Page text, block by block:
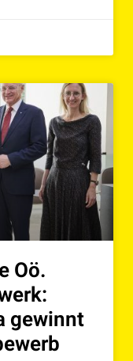
Oö.
gewinnt